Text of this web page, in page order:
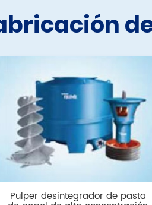
Pulper desintegrador de pasta